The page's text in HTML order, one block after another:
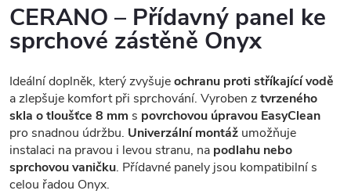
CERANO – Přídavný panel ke
sprchové zástěně Onyx
Ideální doplněk, který zvyšujeochranu proti stříkající vodě
a zlepšuje komfort při sprchování. Vyroben ztvrzeného
skla o tloušťce 8 mm s povrchovou úpravou EasyClean
pro snadnou údržbu. Univerzální montáž umožňuje
instalaci na pravou i levou stranu, na podlahu nebo
sprchovou vaničku. Přídavné panely jsou kompatibilní s
celou řadou Onyx.